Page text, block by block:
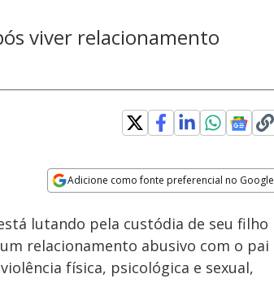
viver relacionamento
Adicione como fonte preferencial no Google
Velocidade
lutando pela custódia de seu filho
relacionamento abusivo com o pai
física, psicológica e sexual,